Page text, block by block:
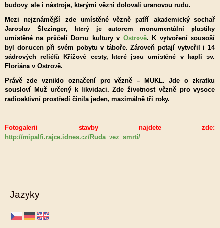
budovy, ale i nástroje, kterými vězni dolovali uranovou rudu.
Mezi nejznámější zde umístěné vězně patří akademický sochař
Jaroslav Šlezinger, který je autorem monumentální plastiky
umístěné na průčelí Domu kultury v Ostrově. K vytvoření sousoší
byl donucen při svém pobytu v táboře. Zároveň potají vytvořil i 14
sádrových reliéfů Křížové cesty, které jsou umístěné v kapli sv.
Floriána v Ostrově.
Právě zde vzniklo označení pro vězně – MUKL. Jde o zkratku
sousloví Muž určený k likvidaci. Zde životnost vězně pro vysoce
radioaktivní prostředí činila jeden, maximálně tři roky.
Fotogalerii stavby najdete zde:
http://mipalfi.rajce.idnes.cz/Ruda_vez_smrti/
Jazyky